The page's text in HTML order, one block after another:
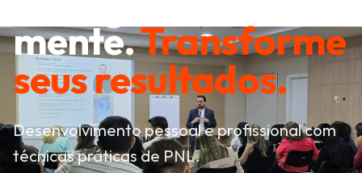
mente.Transforme
seus resultados.
Desenvolvimento pessoal e profissional com
técnicas práticas de PNL.